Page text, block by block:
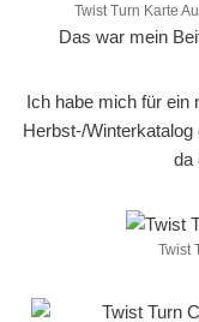
Twist Turn Karte
Das war mein
Ich habe mich für ein
Herbst-/
da
Twist